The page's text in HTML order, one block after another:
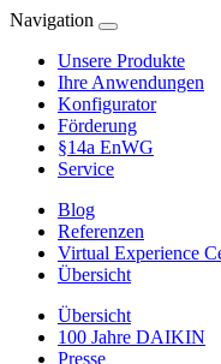
Navigation
Unsere Produkte
Ihre Anwendungen
Konfigurator
Förderung
§14a EnWG
Service
Blog
Referenzen
Virtual Experience
Übersicht
Übersicht
100 Jahre DAIKIN
Presse